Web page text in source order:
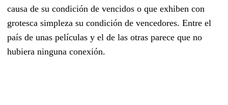
causa de su condición de vencidos o que exhiben con
grotesca simpleza su condición de vencedores. Entre el
país de unas películas y el de las otras parece que no
hubiera ninguna conexión.